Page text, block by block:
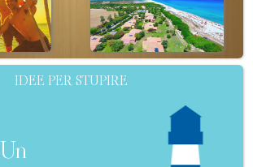
IDEE PER STUPIRE
Un